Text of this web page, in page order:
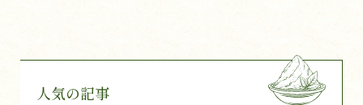
人気の記事